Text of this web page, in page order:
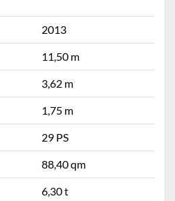
2013
11,50 m
3,62 m
1,75 m
29 PS
88,40 qm
6,30 t